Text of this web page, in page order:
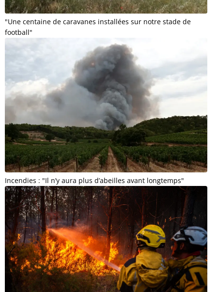
"Une centaine de caravanes installées sur notre stade de
football"
Incendies : "Il n’y aura plus d’abeilles avant longtemps"